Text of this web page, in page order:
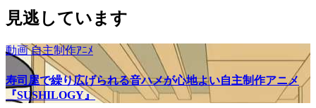
見逃しています
動画自主制作ｱﾆﾒ
寿司屋で繰り広げられる音ハメが心地よい自主制作アニメ
『SUSHILOGY』